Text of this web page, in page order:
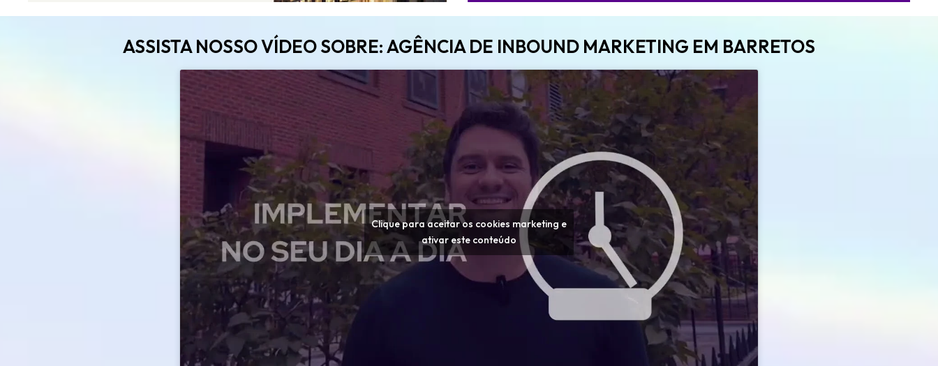
ASSISTA NOSSO VÍDEO SOBRE: AGÊNCIA DE INBOUND MARKETING EM BARRETOS
Clique para aceitar os cookies marketing e
ativar este conteúdo